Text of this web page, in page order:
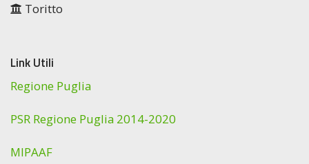
Toritto
Link Utili
Regione Puglia
PSR Regione Puglia 2014-2020
MIPAAF